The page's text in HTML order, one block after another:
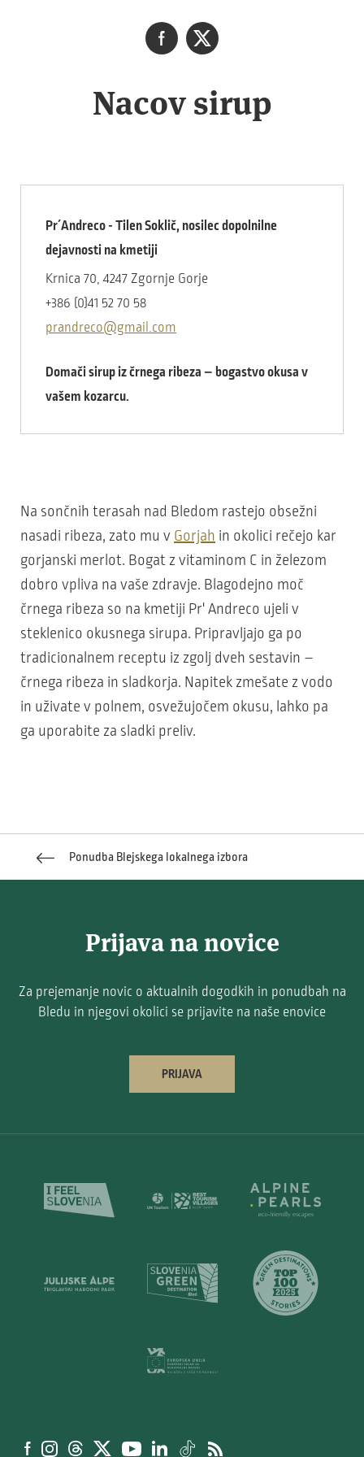
Nacov sirup
Pr´Andreco - Tilen Soklič, nosilec dopolnilne
dejavnosti na kmetiji
Krnica 70, 4247 Zgornje Gorje
+386 (0)41 52 70 58
prandreco@gmail.com
Domači sirup iz črnega ribeza – bogastvo okusa v
vašem kozarcu.
Na sončnih terasah nad Bledom rastejo obsežni
nasadi ribeza, zato mu v Gorjah in okolici rečejo kar
gorjanski merlot. Bogat z vitaminom C in železom
dobro vpliva na vaše zdravje. Blagodejno moč
črnega ribeza so na kmetiji Pr' Andreco ujeli v
steklenico okusnega sirupa. Pripravljajo ga po
tradicionalnem receptu iz zgolj dveh sestavin –
črnega ribeza in sladkorja. Napitek zmešate z vodo
in uživate v polnem, osvežujočem okusu, lahko pa
ga uporabite za sladki preliv.
Ponudba Blejskega lokalnega izbora
Prijava na novice
Za prejemanje novic o aktualnih dogodkih in ponudbah na
Bledu in njegovi okolici se prijavite na naše enovice
PRIJAVA